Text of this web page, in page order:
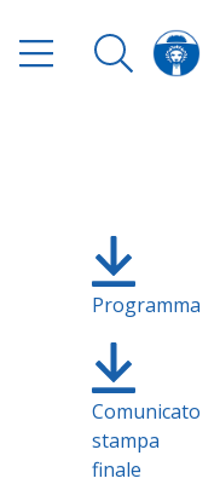
Programma
Comunicato
stampa
finale